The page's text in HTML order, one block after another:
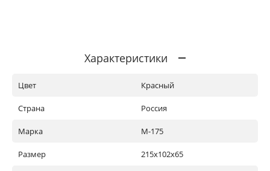
Характеристики
Цвет Красный
Страна Россия
Марка М-175
Размер 215х102х65